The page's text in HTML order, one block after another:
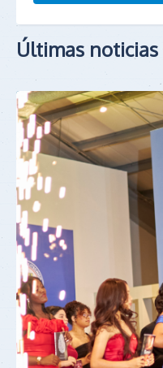
Últimas noticias